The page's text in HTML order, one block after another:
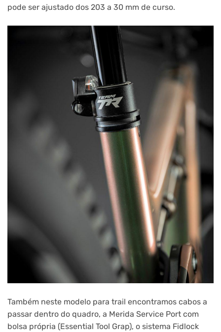
pode ser ajustado dos 203 a 30 mm de curso.
Também neste modelo para trail encontramos cabos a
passar dentro do quadro, a Merida Service Port com
bolsa própria (Essential Tool Grap), o sistema Fidlock